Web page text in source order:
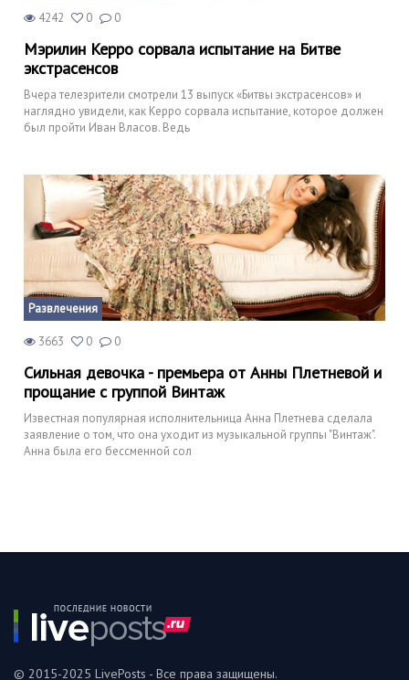
4242 0 0
Мэрилин Керро сорвала испытание на Битве
экстрасенсов
Вчера телезрители смотрели 13 выпуск «Битвы экстрасенсов» и
наглядно увидели, как Керро сорвала испытание, которое должен
был пройти Иван Власов. Ведь
Развлечения
3663 0 0
Сильная девочка - премьера от Анны Плетневой и
прощание с группой Винтаж
Известная популярная исполнительница Анна Плетнева сделала
заявление о том, что она уходит из музыкальной группы "Винтаж".
Анна была его бессменной сол
© 2015-2025 LivePosts - Все права защищены.